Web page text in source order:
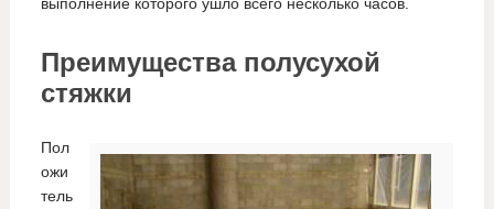
Преимущества полусухой
стяжки
Пол
ожи
тель